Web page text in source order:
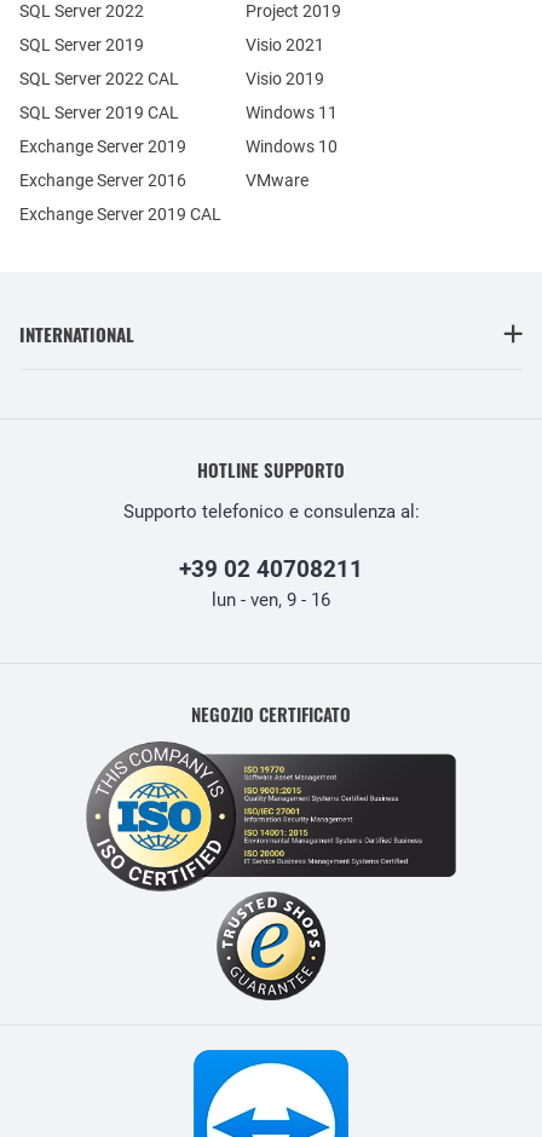
Exchange Server 2019
Exchange Server 2016
SQL Server 2022
SQL Server 2019
SQL Server 2022 CAL
SQL Server 2019 CAL
Exchange Server 2019 CAL
Project 2019
Visio 2021
Visio 2019
Windows 11
Windows 10
VMware
INTERNATIONAL
HOTLINE SUPPORTO
Supporto telefonico e consulenza al:
+39 02 40708211
lun - ven, 9 - 16
NEGOZIO CERTIFICATO